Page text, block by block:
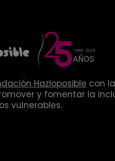
Hazloposible con
y fomentar la
vulnerables.